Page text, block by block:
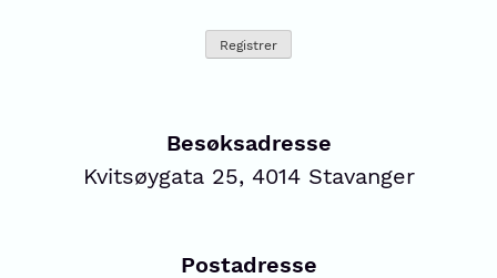
Besøksadresse
Kvitsøygata 25, 4014 Stavanger
Postadresse